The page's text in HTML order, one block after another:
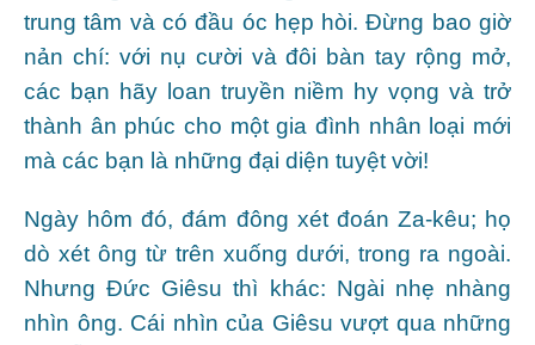
trung tâm và có đầu óc hẹp hòi. Đừng bao giờ
nản chí: với nụ cười và đôi bàn tay rộng mở,
các bạn hãy loan truyền niềm hy vọng và trở
thành ân phúc cho một gia đình nhân loại mới
mà các bạn là những đại diện tuyệt vời!
Ngày hôm đó, đám đông xét đoán Za-kêu; họ
dò xét ông từ trên xuống dưới, trong ra ngoài.
Nhưng Đức Giêsu thì khác: Ngài nhẹ nhàng
nhìn ông. Cái nhìn của Giêsu vượt qua những